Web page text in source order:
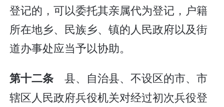
登记的，可以委托其亲属代为登记，户籍
所在地乡、民族乡、镇的人民政府以及街
道办事处应当予以协助。
第十二条 县、自治县、不设区的市、市
辖区人民政府兵役机关对经过初次兵役登